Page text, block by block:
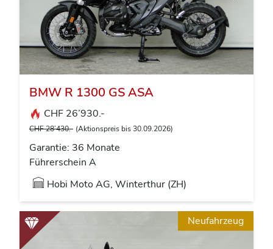
BMW R 1300 GS ASA
CHF 26’930.-
CHF 28’430.- (Aktionspreis bis 30.09.2026)
Garantie: 36 Monate
Führerschein A
Hobi Moto AG, Winterthur (ZH)
Neufahrzeug